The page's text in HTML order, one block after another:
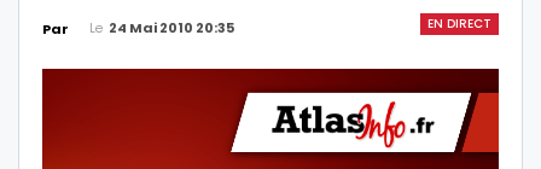
EN DIRECT
Par Le 24 Mai 2010 20:35